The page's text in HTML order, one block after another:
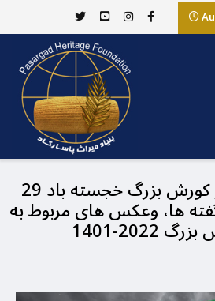
ها، وعکس های مربوط به
1401